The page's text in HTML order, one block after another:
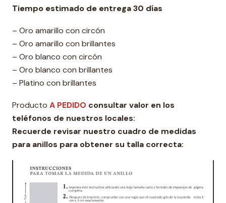
Tiempo estimado de entrega 30 días
– Oro amarillo con circón
– Oro amarillo con brillantes
– Oro blanco con circón
– Oro blanco con brillantes
– Platino con brillantes
Producto A PEDIDO consultar valor en los
teléfonos de nuestros locales:
Recuerde revisar nuestro cuadro de medidas
para anillos para obtener su talla correcta: